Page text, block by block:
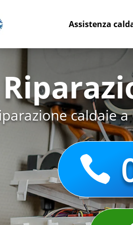
Assistenza
caldaie